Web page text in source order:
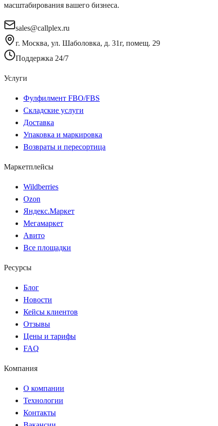
масштабирования вашего бизнеса.
sales@callplex.ru
г. Москва, ул. Шаболовка, д. 31г, помещ. 29
Поддержка 24/7
Услуги
Фулфилмент FBO/FBS
Складские услуги
Доставка
Упаковка и маркировка
Возвраты и пересортица
Маркетплейсы
Wildberries
Ozon
Яндекс.Маркет
Мегамаркет
Авито
Все площадки
Ресурсы
Блог
Новости
Кейсы клиентов
Отзывы
Цены и тарифы
FAQ
Компания
О компании
Технологии
Контакты